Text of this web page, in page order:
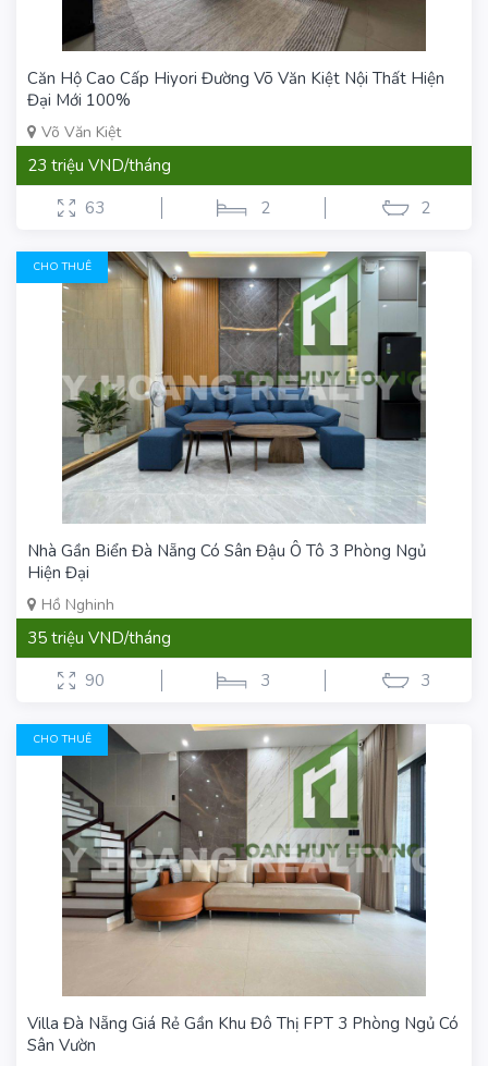
Căn Hộ Cao Cấp Hiyori Đường Võ Văn Kiệt Nội Thất Hiện
Đại Mới 100%
Võ Văn Kiệt
23 triệu VND/tháng
63
2 2
CHO THUÊ
Nhà Gần Biển Đà Nẵng Có Sân Đậu Ô Tô 3 Phòng Ngủ
Hiện Đại
Hồ Nghinh
35 triệu VND/tháng
90
3 3
CHO THUÊ
Villa Đà Nẵng Giá Rẻ Gần Khu Đô Thị FPT 3 Phòng Ngủ Có
Sân Vườn